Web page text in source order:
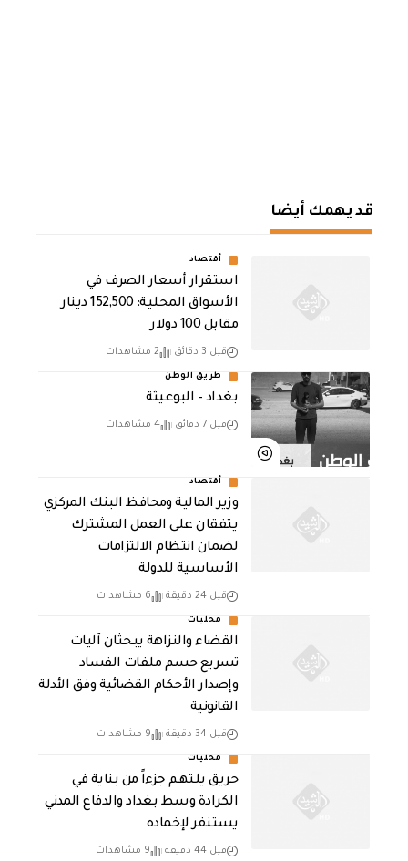
قد يهمك أيضا
أقتصاد
استقرار أسعار الصرف في
الأسواق المحلية: 152,500 دينار
مقابل 100 دولار
قبل 3 دقائق 2 مشاهدات
طريق الوطن
بغداد – البوعيثة
قبل 7 دقائق 4 مشاهدات
أقتصاد
وزير المالية ومحافظ البنك المركزي
يتفقان على العمل المشترك
لضمان انتظام الالتزامات
الأساسية للدولة
قبل 24 دقيقة 6 مشاهدات
محليات
القضاء والنزاهة يبحثان آليات
تسريع حسم ملفات الفساد
وإصدار الأحكام القضائية وفق الأدلة
القانونية
قبل 34 دقيقة 9 مشاهدات
محليات
حريق يلتهم جزءاً من بناية في
الكرادة وسط بغداد والدفاع المدني
يستنفر لإخماده
قبل 44 دقيقة 9 مشاهدات